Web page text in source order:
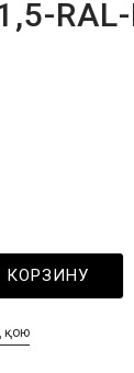
КОРЗИНУ
қою